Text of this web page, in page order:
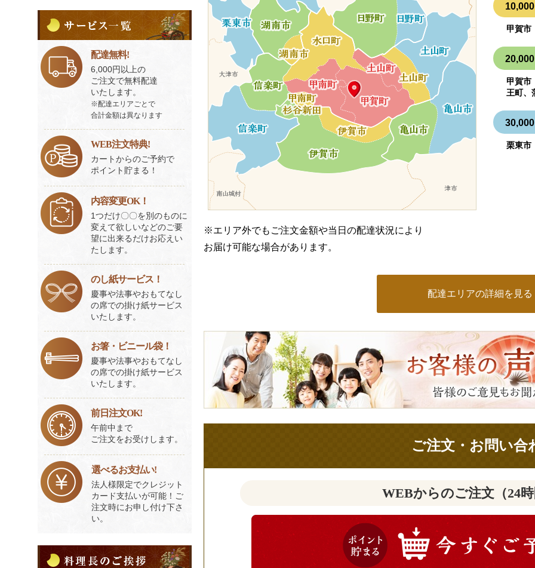
※エリア外でもご注文金額や当日の配達状況により
お届け可能な場合があります。
甲賀市
甲賀市
王町、
栗東市
配達エリアの詳細を見る
ご
意
見
も
か
ご注文・お問い合
WEBからのご注文（24時
ー
ビ
ス
一
覧
配達無料!
6,000円以上の
ご注文で無料配達
いたします。
※配達エリアごとで
合計金額は異なります
WEB注文特典!
カートからのご予約で
ポイント貯まる！
内容変更OK！
1つだけ〇〇を別のものに
変えて欲しいなどのご要
望に出来るだけお応えい
たします。
のし紙サービス！
慶事や法事やおもてなし
の席での掛け紙サービス
いたします。
お箸・ビニール袋！
慶事や法事やおもてなし
の席での掛け紙サービス
いたします。
前日注文OK!
午前中まで
ご注文をお受けします。
選べるお支払い!
法人様限定でクレジット
カード支払いが可能！ご
注文時にお申し付け下さ
い。
理